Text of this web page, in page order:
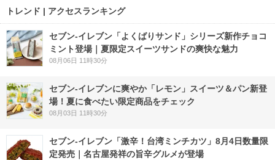
トレンド | アクセスランキング
セブン‐イレブン「よくばりサンド」シリーズ新作チョコ
ミント登場｜夏限定スイーツサンドの爽快な魅力
08月06日 11時30分
セブン‐イレブンに爽やか「レモン」スイーツ＆パン新登
場！夏に食べたい限定商品をチェック
08月03日 11時30分
セブン-イレブン「激辛！台湾ミンチカツ」8月4日数量限
定発売｜名古屋発祥の旨辛グルメが登場